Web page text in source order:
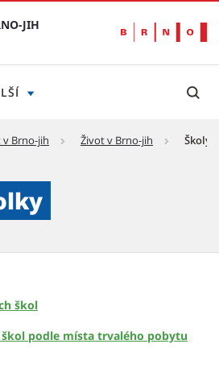
JIH
v Brno-jih Život v Brno-jih Školy
škol
podle místa trvalého pobytu